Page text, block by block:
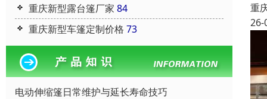
重庆新型露台篷厂家 84
重庆新型车篷定制价格 73
电动伸缩篷日常维护与延长寿命技巧
重
26-